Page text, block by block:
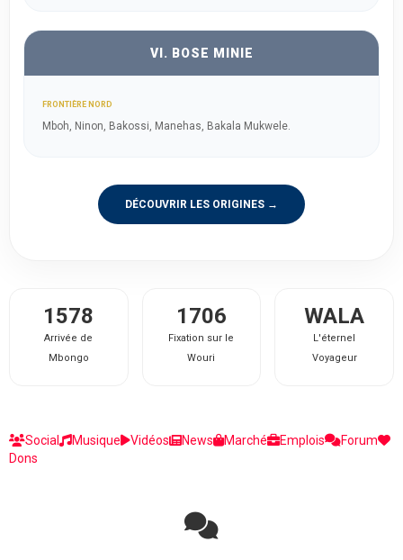
VI. BOSE MINIE
FRONTIÈRE NORD
Mboh, Ninon, Bakossi, Manehas, Bakala Mukwele.
DÉCOUVRIR LES ORIGINES →
1578
Arrivée de
Mbongo
1706
Fixation sur le
Wouri
WALA
L'éternel
Voyageur
Social Musique Vidéos News Marché Emplois
Forum
Dons